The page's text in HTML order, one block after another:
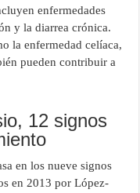
enfermedades
y la diarrea crónica.
la enfermedad celíaca,
pueden contribuir a
12 signos
en los nueve signos
en 2013 por López-